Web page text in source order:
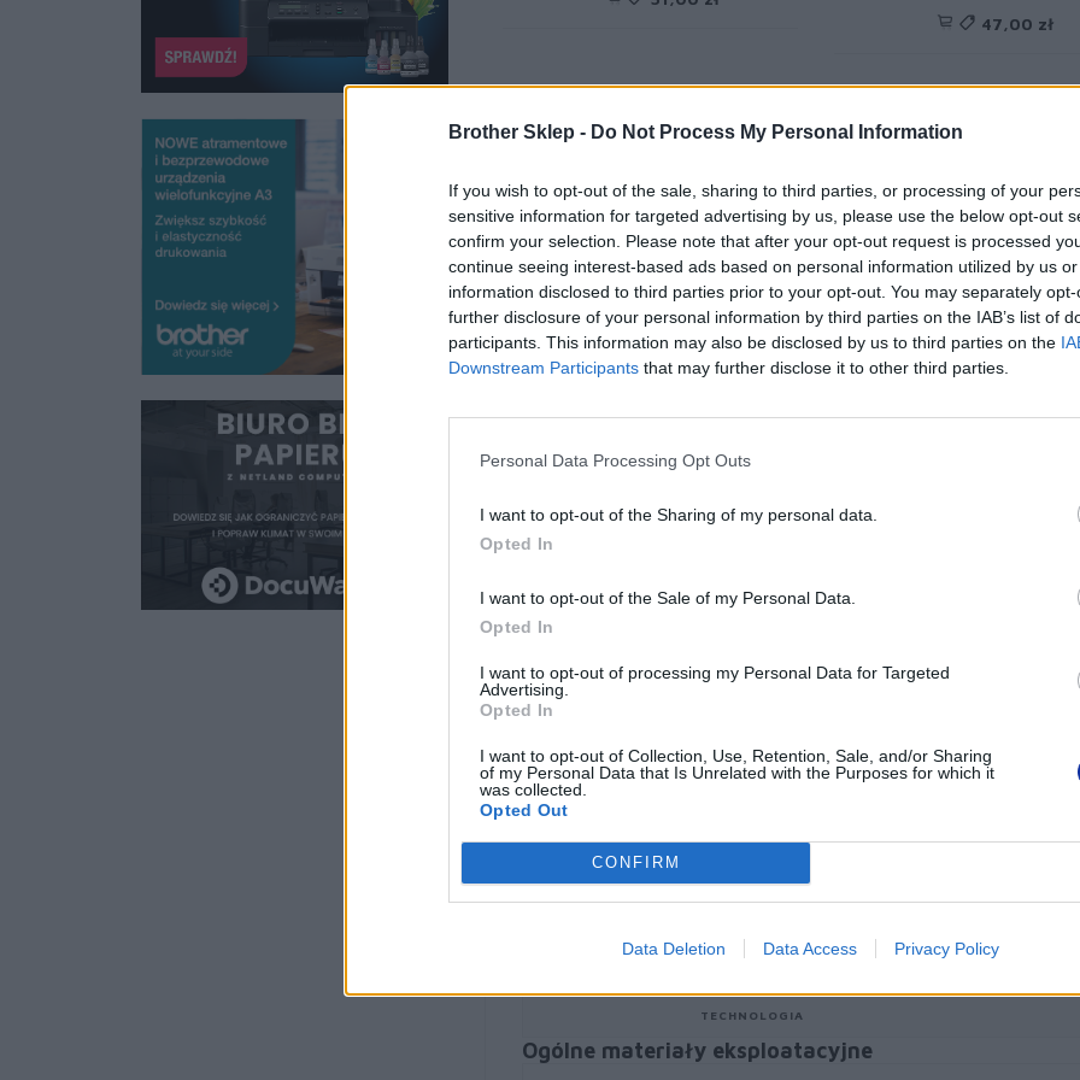
Brother Sklep - Do Not Process My Personal Information
If you wish to opt-out of the sale, sharing to third parties, or processing of your
sensitive information for targeted advertising by us, please use the below opt-out
confirm your selection. Please note that after your opt-out request is processed
continue seeing interest-based ads based on personal information utilized by us
information disclosed to third parties prior to your opt-out. You may separately
further disclosure of your personal information by third parties on the IAB’s list of
participants. This information may also be disclosed by us to third parties on the
Downstream Participants that may further disclose it to other third parties.
Personal Data Processing Opt Outs
I want to opt-out of the Sharing of my personal data.
Opted In
I want to opt-out of the Sale of my Personal Data.
Opted In
I want to opt-out of processing my Personal Data for Targeted
Advertising.
Opted In
I want to opt-out of Collection, Use, Retention, Sale, and/or Sharing
of my Personal Data that Is Unrelated with the Purposes for which it
was collected.
Opted Out
CONFIRM
Data Deletion Data Access Privacy Policy
47,00 zł
Opis produktu
Ta szybka drukarka etykiet łączy się z komputerem PC, Mac,
Wbudowane oprogramowanie P-touch Editor Lite jest łatwe w użyciu -
kliknąć ikonę, aby uruchomić oprogramowanie i zaprojektować oraz
Zaawansowany mechanizm drukowania i specjalna rolka etykiet
etykiet, które nie wymagają tuszu ani tonera.
A gdy odkryjesz, że możesz drukować etykiety o niestandardowych
łatwo zrozumieć, dlaczego drukarka QL-810Wc jest idealnym
Wbudowane oprogramowanie do edycji etykiet nie wymaga
Drukowanie w czerni i w kolorze czerwonym bez konieczności
Wbudowany obcinak do tworzenia etykiet dowolnej długości
Opcjonalna bateria litowo-jonowa do zastosowań związanych z
Specyfikacja
Ogólne
PRZESYŁANIE BAZY DANYCH Z KOMPUTERA
KOLOR OBUDOWY
TECHNOLOGIA
Ogólne materiały eksploatacyjne